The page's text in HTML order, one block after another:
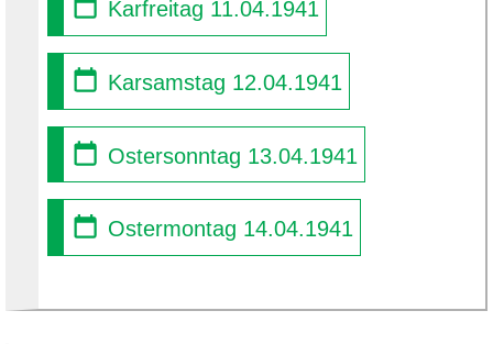
Karfreitag 11.04.1941
Karsamstag 12.04.1941
Ostersonntag 13.04.1941
Ostermontag 14.04.1941